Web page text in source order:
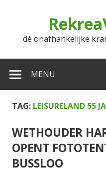
dé onafhankelijke
MENU
TAG: LEISURELAND 55
WETHOUDER
OPENT
BUSSLOO